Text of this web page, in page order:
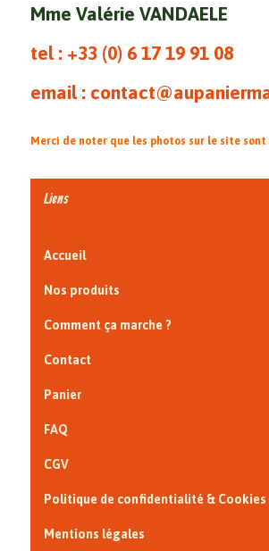
Mme Valérie VANDAELE
tel : +33 (0) 6 17 19 91 08
email :
Merci de noter que les photos sur le site
Liens
Accueil
Nos produits
Comment ça marche ?
Contact
Panier
FAQ
CGV
Politique de confidentialité & Cookies
Mentions légales